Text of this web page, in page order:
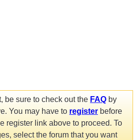
be sure to check out the FAQ by
You may have to register before
register link above to proceed. To
select the forum that you want